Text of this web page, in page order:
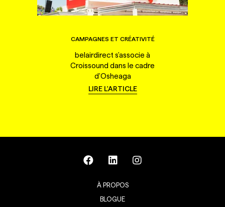
CAMPAGNES ET CRÉATIVITÉ
belairdirect s'associe à
Croissound dans le cadre
d'Osheaga
LIRE L'ARTICLE
À PROPOS
BLOGUE